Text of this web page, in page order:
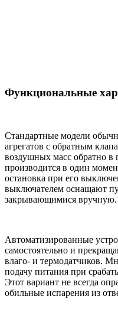
Функциональные
Стандартные модели
агрегатов с обратным
воздушных масс обратно
производится в один
остановка при его
выключателем оснащают
закрывающимися вручную.
Автоматизированные
самостоятельно и
влаго- и термодатчиков.
подачу питания при
Этот вариант не всегда
обильные испарения из